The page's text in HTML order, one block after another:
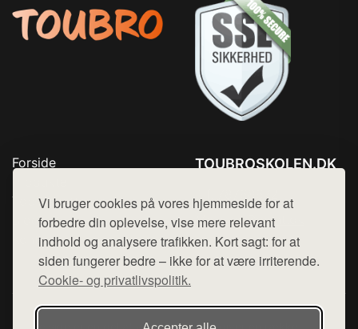
Vi bruger cookies på vores hjemmeside for at
forbedre din oplevelse, vise mere relevant
indhold og analysere trafikken. Kort sagt: for at
siden fungerer bedre – ikke for at være irriterende.
Cookie- og privatlivspolitik.
Forside
Top Rabatter
Blog
Kontakt
TOUBROSKOLEN.DK
Mail: hej@want.dk
Cookie- og privatlivspolitik